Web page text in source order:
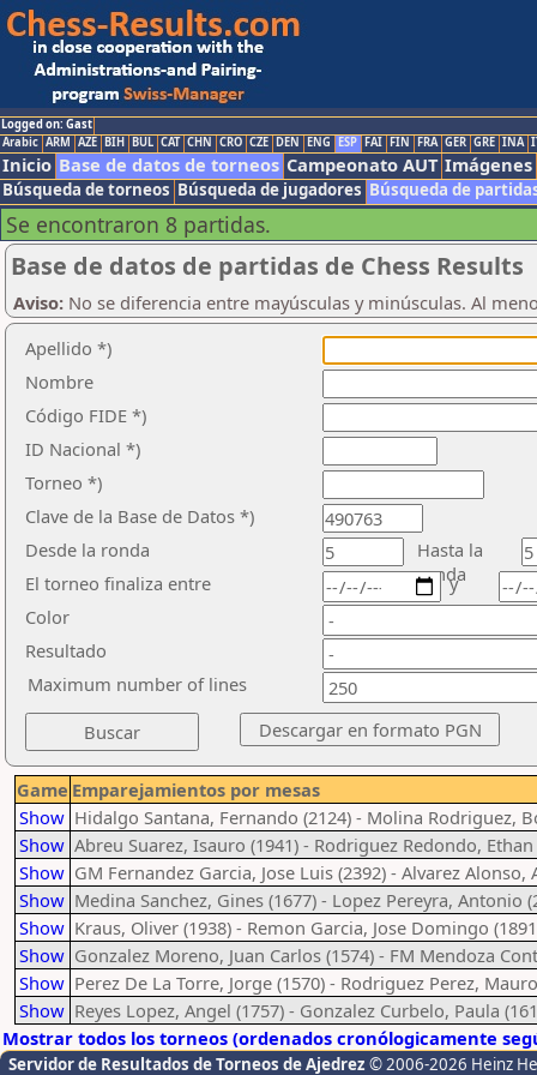
Logged on: Gast
Arabic ARM AZE BIH BUL CAT CHN CRO CZE DEN ENG ESP FAI FIN FRA GER GRE INA
Inicio Base de datos de torneos Campeonato AUT Imágenes
Búsqueda de torneos Búsqueda de jugadores Búsqueda de
Se encontraron 8 partidas.
Base de datos de partidas de Chess Results
Aviso: No se diferencia entre mayúsculas y minúsculas. Al
Apellido *)
Nombre
Código FIDE *)
ID Nacional *)
Torneo *)
Clave de la Base de Datos *)
Desde la ronda
Hasta la
ronda
El torneo finaliza entre
Color
Resultado
y
Maximum number of lines
Game Emparejamientos por mesas
Show Hidalgo Santana, Fernando (2124) - Molina Rodriguez,
Show Abreu Suarez, Isauro (1941) - Rodriguez Redondo, Ethan
Show GM Fernandez Garcia, Jose Luis (2392) - Alvarez Alonso,
Show Medina Sanchez, Gines (1677) - Lopez Pereyra, Antonio
Show Kraus, Oliver (1938) - Remon Garcia, Jose Domingo
Show Gonzalez Moreno, Juan Carlos (1574) - FM Mendoza
Show Perez De La Torre, Jorge (1570) - Rodriguez Perez,
Show Reyes Lopez, Angel (1757) - Gonzalez Curbelo, Paula
Mostrar todos los torneos (ordenados cronólogicamente
Servidor de Resultados de Torneos de Ajedrez © 2006-2026 Heinz